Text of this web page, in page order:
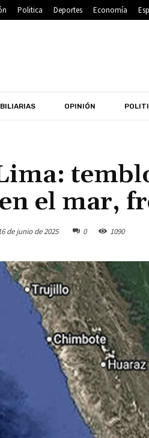
Politica Deportes Economía
OPINIÓN
el mar,
de junio de 2025 0 1090